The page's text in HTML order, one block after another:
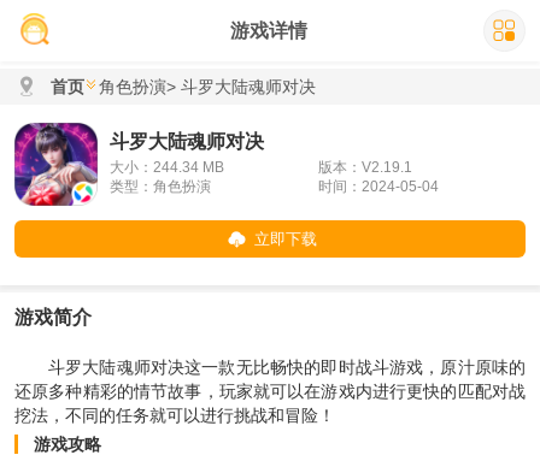
游戏详情
首页 角色扮演> 斗罗大陆魂师对决
斗罗大陆魂师对决
大小：244.34 MB
版本：V2.19.1
类型：角色扮演
时间：2024-05-04
立即下载
游戏简介
斗罗大陆魂师对决这一款无比畅快的即时战斗游戏，原汁原味的
还原多种精彩的情节故事，玩家就可以在游戏内进行更快的匹配对战
挖法，不同的任务就可以进行挑战和冒险！
游戏攻略